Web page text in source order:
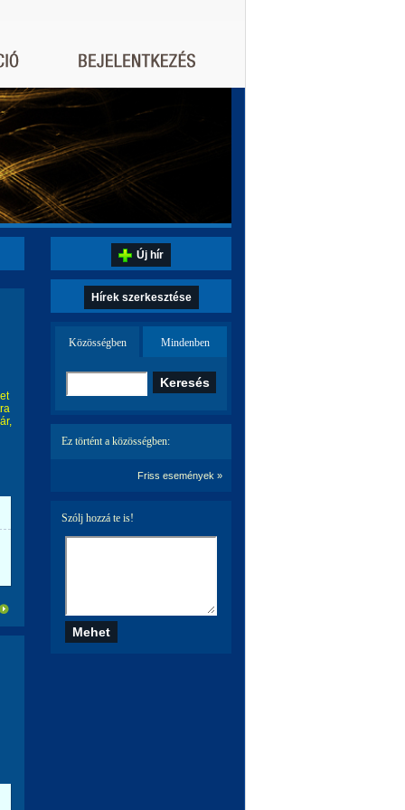
Új hír
Hírek szerkesztése
Közösségben Mindenben
Ez történt a közösségben:
Friss események »
Szólj hozzá te is!